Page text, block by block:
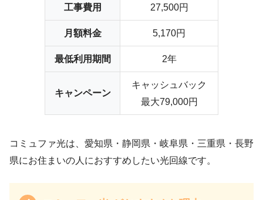
工事費用 27,500円
月額料金 5,170円
最低利用期間 2年
キャンペーン
キャッシュバック
最大79,000円
コミュファ光は、愛知県・静岡県・岐阜県・三重県・長野
県にお住まいの人におすすめしたい光回線です。